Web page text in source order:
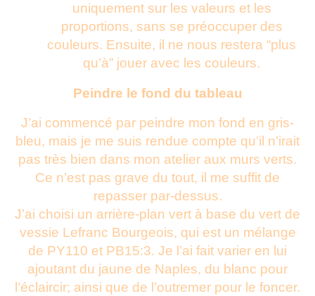
uniquement sur les valeurs et les
proportions, sans se préoccuper des
couleurs. Ensuite, il ne nous restera “plus
qu’à” jouer avec les couleurs.
Peindre le fond du tableau
J’ai commencé par peindre mon fond en gris-
bleu, mais je me suis rendue compte qu’il n’irait
pas très bien dans mon atelier aux murs verts.
Ce n’est pas grave du tout, il me suffit de
repasser par-dessus.
J’ai choisi un arrière-plan vert à base du vert de
vessie Lefranc Bourgeois, qui est un mélange
de PY110 et PB15:3. Je l’ai fait varier en lui
ajoutant du jaune de Naples, du blanc pour
l’éclaircir; ainsi que de l’outremer pour le foncer.